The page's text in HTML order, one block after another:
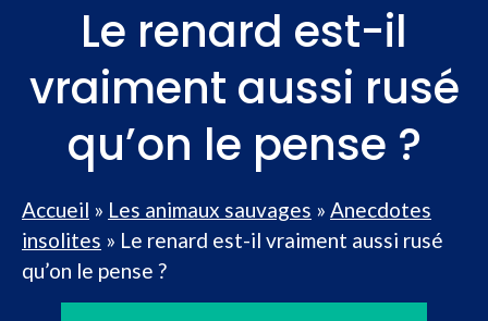
Le renard est-il
vraiment aussi rusé
qu’on le pense ?
Accueil » Les animaux sauvages » Anecdotes
insolites » Le renard est-il vraiment aussi rusé
qu’on le pense ?